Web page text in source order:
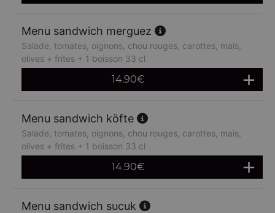
Menu sandwich merguez
Salade, tomates, oignons, chou rouges, carottes, maïs,
olives + frites + 1 boisson 33 cl
14.90€
Menu sandwich köfte
Salade, tomates, oignons, chou rouges, carottes, maïs,
olives + frites + 1 boisson 33 cl
14.90€
Menu sandwich sucuk